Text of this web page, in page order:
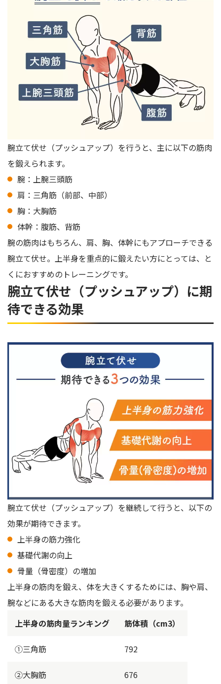
腕立て伏せ（プッシュアップ）を行うと、主に以下の筋肉
を鍛えられます。
腕：上腕三頭筋
肩：三角筋（前部、中部）
胸：大胸筋
体幹：腹筋、背筋
腕の筋肉はもちろん、肩、胸、体幹にもアプローチできる
腕立て伏せ。上半身を重点的に鍛えたい方にとっては、と
くにおすすめのトレーニングです。
腕立て伏せ（プッシュアップ）に期
待できる効果
腕立て伏せ（プッシュアップ）を継続して行うと、以下の
効果が期待できます。
上半身の筋力強化
基礎代謝の向上
骨量（骨密度）の増加
上半身の筋肉を鍛え、体を大きくするためには、胸や肩、
腕などにある大きな筋肉を鍛える必要があります。
上半身の筋肉量ランキング
筋体積（cm3）
①三角筋 792
②大胸筋 676